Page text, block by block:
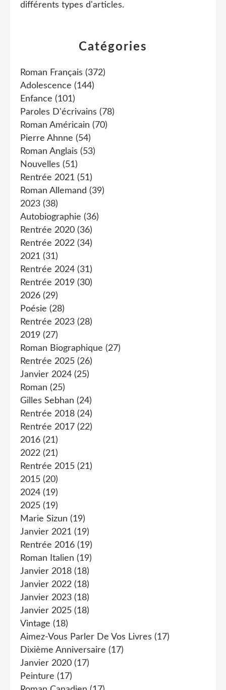
Catégories
Roman Français (372)
Adolescence (144)
Enfance (101)
Paroles D'écrivains (78)
Roman Américain (70)
Pierre Ahnne (54)
Roman Anglais (53)
Nouvelles (51)
Rentrée 2021 (51)
Roman Allemand (39)
2023 (38)
Autobiographie (36)
Rentrée 2020 (36)
Rentrée 2022 (34)
2021 (31)
Rentrée 2024 (31)
Rentrée 2019 (30)
2026 (29)
Poésie (28)
Rentrée 2023 (28)
2019 (27)
Roman Biographique (27)
Rentrée 2025 (26)
Janvier 2024 (25)
Roman (25)
Gilles Sebhan (24)
Rentrée 2018 (24)
Rentrée 2017 (22)
2016 (21)
2022 (21)
Rentrée 2015 (21)
2015 (20)
2024 (19)
2025 (19)
Marie Sizun (19)
Janvier 2021 (19)
Rentrée 2016 (19)
Roman Italien (19)
Janvier 2018 (18)
Janvier 2022 (18)
Janvier 2023 (18)
Janvier 2025 (18)
Vintage (18)
Aimez-Vous Parler De Vos Livres (17)
Dixième Anniversaire (17)
Janvier 2020 (17)
Peinture (17)
différents types d'articles.